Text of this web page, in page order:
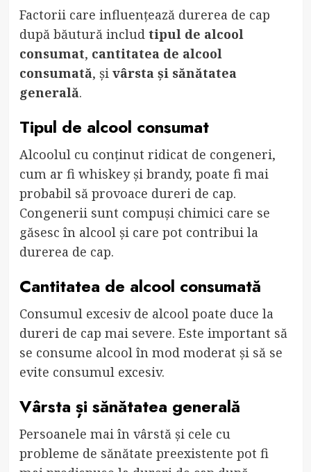
Factorii care influențează durerea de cap
după băutură includ tipul de alcool
consumat, cantitatea de alcool
consumată, și vârsta și sănătatea
generală.
Tipul de alcool consumat
Alcoolul cu conținut ridicat de congeneri,
cum ar fi whiskey și brandy, poate fi mai
probabil să provoace dureri de cap.
Congenerii sunt compuși chimici care se
găsesc în alcool și care pot contribui la
durerea de cap.
Cantitatea de alcool consumată
Consumul excesiv de alcool poate duce la
dureri de cap mai severe. Este important să
se consume alcool în mod moderat și să se
evite consumul excesiv.
Vârsta și sănătatea generală
Persoanele mai în vârstă și cele cu
probleme de sănătate preexistente pot fi